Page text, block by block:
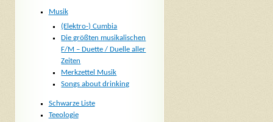
Musik
(Elektro-) Cumbia
Die größten musikalischen
F/M – Duette / Duelle aller
Zeiten
Merkzettel Musik
Songs about drinking
Schwarze Liste
Teeologie